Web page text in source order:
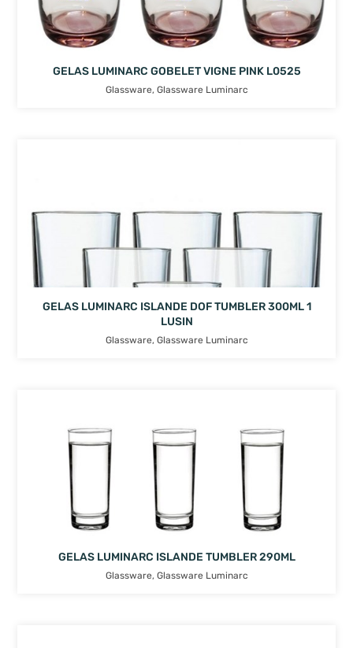
GELAS LUMINARC GOBELET VIGNE PINK L0525
Glassware, Glassware Luminarc
GELAS LUMINARC ISLANDE DOF TUMBLER 300ML 1
LUSIN
Glassware, Glassware Luminarc
GELAS LUMINARC ISLANDE TUMBLER 290ML
Glassware, Glassware Luminarc